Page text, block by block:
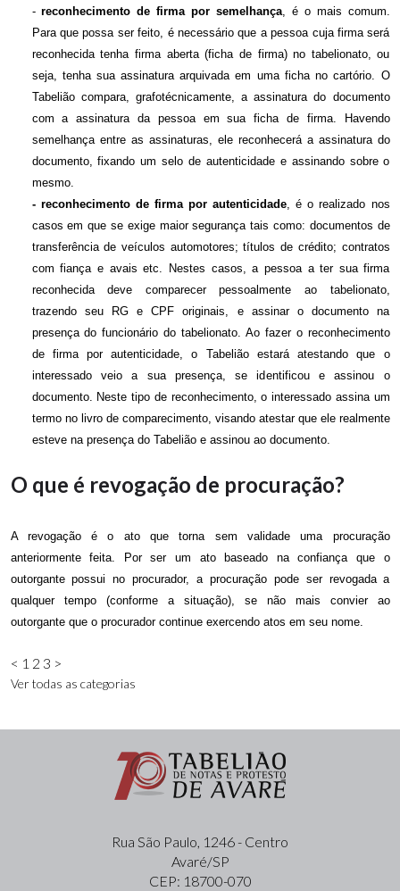
-reconhecimento de firma por semelhança, é o mais comum.
Para que possa ser feito, é necessário que a pessoa cuja firma será
reconhecida tenha firma aberta (ficha de firma) no tabelionato, ou
seja, tenha sua assinatura arquivada em uma ficha no cartório. O
Tabelião compara, grafotécnicamente, a assinatura do documento
com a assinatura da pessoa em sua ficha de firma. Havendo
semelhança entre as assinaturas, ele reconhecerá a assinatura do
documento, fixando um selo de autenticidade e assinando sobre o
mesmo.
- reconhecimento de firma por autenticidade, é o realizado nos
casos em que se exige maior segurança tais como: documentos de
transferência de veículos automotores; títulos de crédito; contratos
com fiança e avais etc. Nestes casos, a pessoa a ter sua firma
reconhecida deve comparecer pessoalmente ao tabelionato,
trazendo seu RG e CPF originais, e assinar o documento na
presença do funcionário do tabelionato. Ao fazer o reconhecimento
de firma por autenticidade, o Tabelião estará atestando que o
interessado veio a sua presença, se identificou e assinou o
documento. Neste tipo de reconhecimento, o interessado assina um
termo no livro de comparecimento, visando atestar que ele realmente
esteve na presença do Tabelião e assinou ao documento.
O que é revogação de procuração?
A revogação é o ato que torna sem validade uma procuração
anteriormente feita. Por ser um ato baseado na confiança que o
outorgante possui no procurador, a procuração pode ser revogada a
qualquer tempo (conforme a situação), se não mais convier ao
outorgante que o procurador continue exercendo atos em seu nome.
< 1 2 3 >
Ver todas as categorias
Rua São Paulo, 1246 - Centro
Avaré/SP
CEP: 18700-070